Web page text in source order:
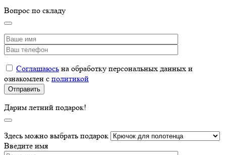
Вопрос по складу
Соглашаюсь на обработку персональных данных и
ознакомлен с политикой
Дарим летний подарок!
Здесь можно выбрать подарок
Введите имя